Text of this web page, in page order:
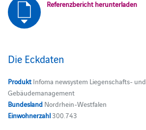
Referenzbericht herunterladen
Die Eckdaten
ProduktInfoma newsystem Liegenschafts- und
Gebäudemanagement
BundeslandNordrhein-Westfalen
Einwohnerzahl300.743